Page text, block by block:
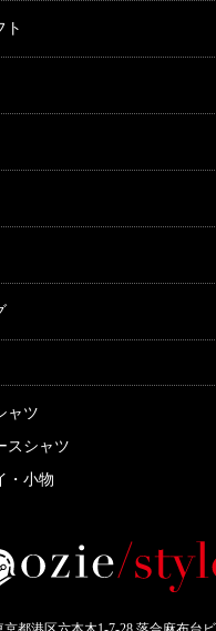
ト
ャツ
シャツ
・小物